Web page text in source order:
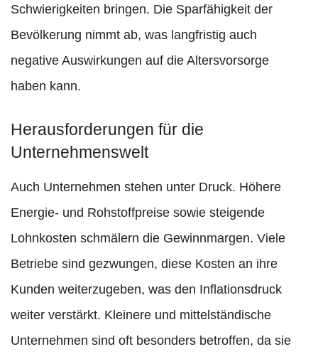
Schwierigkeiten bringen. Die Sparfähigkeit der
Bevölkerung nimmt ab, was langfristig auch
negative Auswirkungen auf die Altersvorsorge
haben kann.
Herausforderungen für die
Unternehmenswelt
Auch Unternehmen stehen unter Druck. Höhere
Energie- und Rohstoffpreise sowie steigende
Lohnkosten schmälern die Gewinnmargen. Viele
Betriebe sind gezwungen, diese Kosten an ihre
Kunden weiterzugeben, was den Inflationsdruck
weiter verstärkt. Kleinere und mittelständische
Unternehmen sind oft besonders betroffen, da sie